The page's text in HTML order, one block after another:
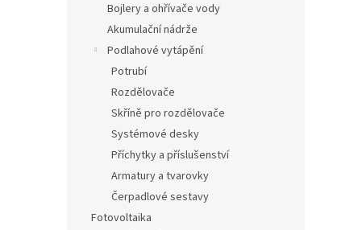
Bojlery a ohřívače vody
Akumulační nádrže
Podlahové vytápění
Potrubí
Rozdělovače
Skříně pro rozdělovače
Systémové desky
Příchytky a příslušenství
Armatury a tvarovky
Čerpadlové sestavy
Fotovoltaika